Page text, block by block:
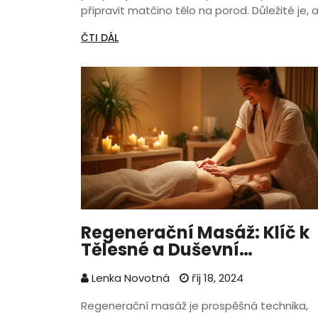
připravit matčino tělo na porod. Důležité je,
který rozumí specifickým potřebám těhotné
tipech, jak těhotenská masáž může přispět k
pozitivnějšímu prožití těhotenství.
ČTI DÁL
Regenerační Masáž: Klíč k
Tělesné a Duševní
Rovnováze
Lenka Novotná
říj 18, 2024
Regenerační masáž je prospěšná technika,